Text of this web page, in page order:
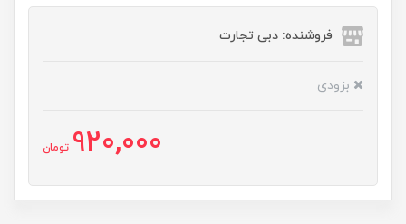
فروشنده: دبی تجارت
بزودی
920,000 تومان